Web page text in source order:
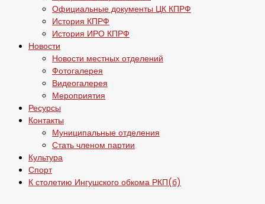
Официальные документы ЦК КПРФ
История КПРФ
История ИРО КПРФ
Новости
Новости местных отделений
Фотогалерея
Видеогалерея
Мероприятия
Ресурсы
Контакты
Муниципальные отделения
Стать членом партии
Культура
Спорт
К столетию Ингушского обкома РКП(б)